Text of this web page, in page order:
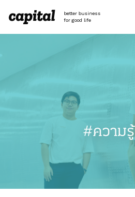
content
better business
for good life
#ความรู้